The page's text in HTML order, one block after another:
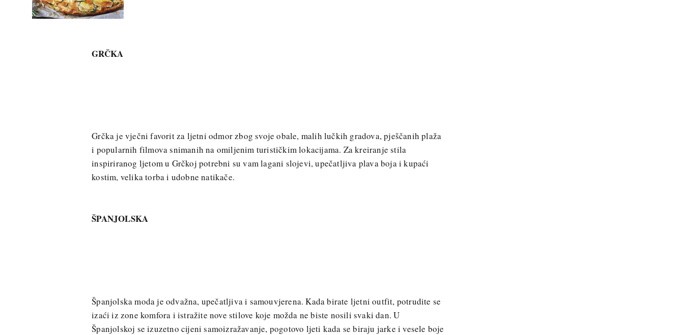
GRČKA
Grčka je vječni favorit za ljetni odmor zbog svoje obale, malih lučkih gradova, pješčanih plaža
i popularnih filmova snimanih na omiljenim turističkim lokacijama. Za kreiranje stila
inspiriranog ljetom u Grčkoj potrebni su vam lagani slojevi, upečatljiva plava boja i kupaći
kostim, velika torba i udobne natikače.
ŠPANJOLSKA
Španjolska moda je odvažna, upečatljiva i samouvjerena. Kada birate ljetni outfit, potrudite se
izaći iz zone komfora i istražite nove stilove koje možda ne biste nosili svaki dan. U
Španjolskoj se izuzetno cijeni samoizražavanje, pogotovo ljeti kada se biraju jarke i vesele boje